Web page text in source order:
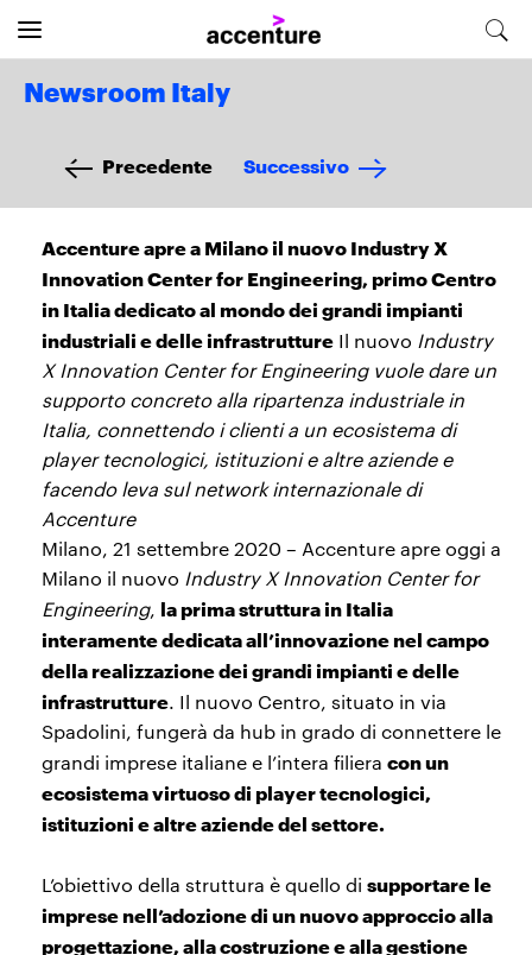
Newsroom Italy
Precedente Successivo
Accenture apre a Milano il nuovo Industry X
Innovation Center for Engineering, primo Centro
in Italia dedicato al mondo dei grandi impianti
industriali e delle infrastrutture Il nuovo Industry
X Innovation Center for Engineering vuole dare un
supporto concreto alla ripartenza industriale in
Italia, connettendo i clienti a un ecosistema di
player tecnologici, istituzioni e altre aziende e
facendo leva sul network internazionale di
Accenture
Milano, 21 settembre 2020 – Accenture apre oggi a
Milano il nuovo Industry X Innovation Center for
Engineering, la prima struttura in Italia
interamente dedicata all’innovazione nel campo
della realizzazione dei grandi impianti e delle
infrastrutture. Il nuovo Centro, situato in via
Spadolini, fungerà da hub in grado di connettere le
grandi imprese italiane e l’intera filiera con un
ecosistema virtuoso di player tecnologici,
istituzioni e altre aziende del settore.
L’obiettivo della struttura è quello di supportare le
imprese nell’adozione di un nuovo approccio alla
progettazione, alla costruzione e alla gestione